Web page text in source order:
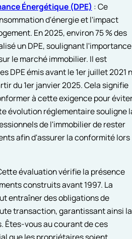
Énergétique (DPE) : Ce
d'énergie et l'impact
En 2025, environ 75 % des
un DPE, soulignant l'importance
le marché immobilier. Il est
DPE émis avant le 1er juillet 2021
du 1er janvier 2025. Cela signifie
à cette exigence pour
évolution réglementaire souligne
de l'immobilier de rester
afin d'assurer la conformité lors
évaluation vérifie la présence
construits avant 1997. La
entraîner des obligations de
transaction, garantissant ainsi la
Êtes-vous au courant de ces